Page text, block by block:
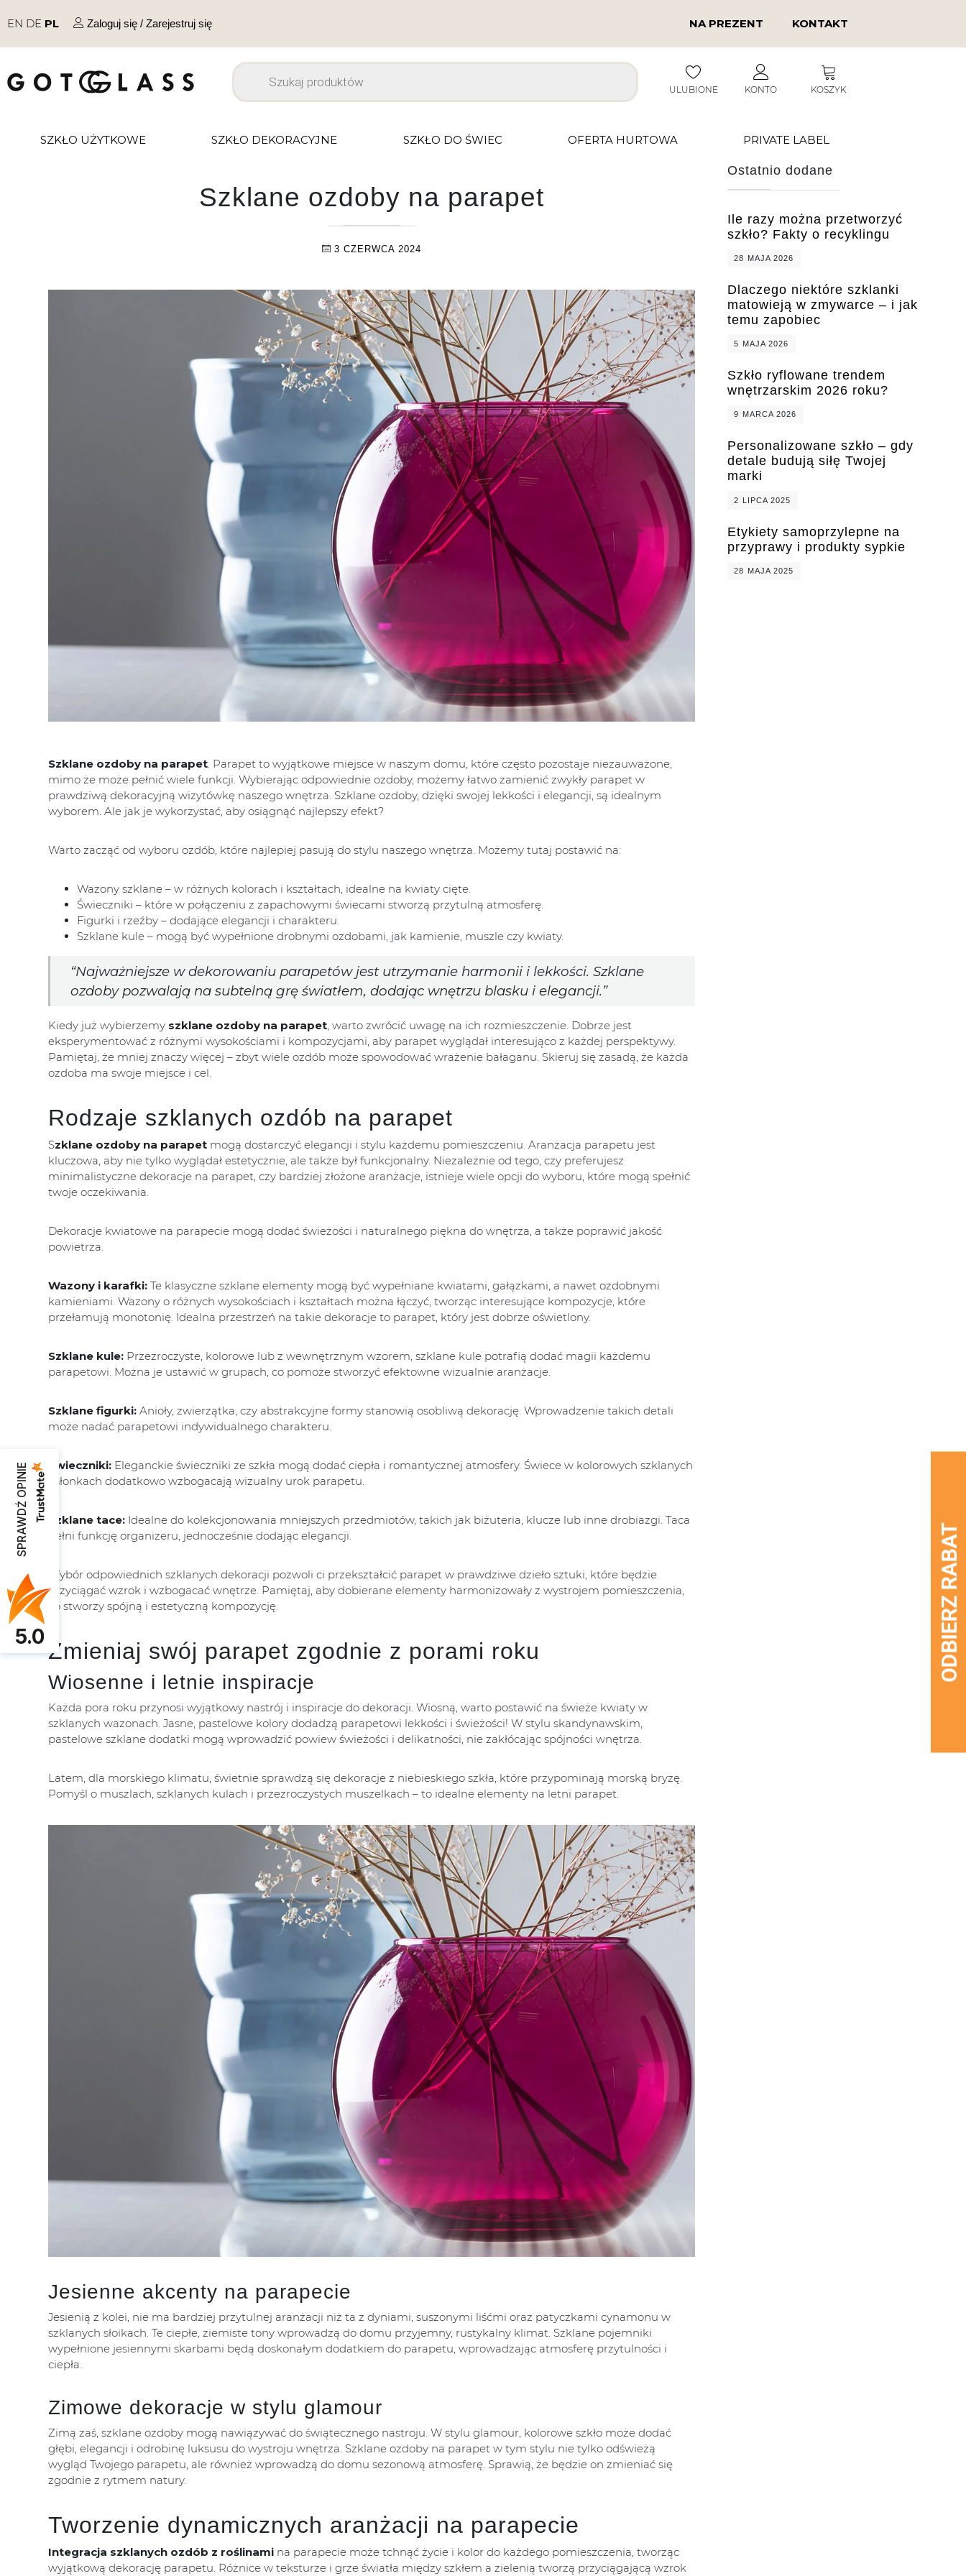
EN DE PL Zaloguj się / Zarejestruj się NA PREZENT KONTAKT
ULUBIONE KONTO KOSZYK
SZKŁO UŻYTKOWE SZKŁO DEKORACYJNE SZKŁO DO ŚWIEC OFERTA HURTOWA PRIVATE LABEL
Szklane ozdoby na parapet
3 CZERWCA 2024
Szklane ozdoby na parapet. Parapet to wyjątkowe miejsce w naszym domu, które często pozostaje niezauważone,
mimo że może pełnić wiele funkcji. Wybierając odpowiednie ozdoby, możemy łatwo zamienić zwykły parapet w
prawdziwą dekoracyjną wizytówkę naszego wnętrza. Szklane ozdoby, dzięki swojej lekkości i elegancji, są idealnym
wyborem. Ale jak je wykorzystać, aby osiągnąć najlepszy efekt?
Warto zacząć od wyboru ozdób, które najlepiej pasują do stylu naszego wnętrza. Możemy tutaj postawić na:
Wazony szklane – w różnych kolorach i kształtach, idealne na kwiaty cięte.
Świeczniki – które w połączeniu z zapachowymi świecami stworzą przytulną atmosferę.
Figurki i rzeźby – dodające elegancji i charakteru.
Szklane kule – mogą być wypełnione drobnymi ozdobami, jak kamienie, muszle czy kwiaty.
“Najważniejsze w dekorowaniu parapetów jest utrzymanie harmonii i lekkości. Szklane
ozdoby pozwalają na subtelną grę światłem, dodając wnętrzu blasku i elegancji.”
Kiedy już wybierzemy szklane ozdoby na parapet, warto zwrócić uwagę na ich rozmieszczenie. Dobrze jest
eksperymentować z różnymi wysokościami i kompozycjami, aby parapet wyglądał interesująco z każdej perspektywy.
Pamiętaj, że mniej znaczy więcej – zbyt wiele ozdób może spowodować wrażenie bałaganu. Skieruj się zasadą, że każda
ozdoba ma swoje miejsce i cel.
Rodzaje szklanych ozdób na parapet
Szklane ozdoby na parapet mogą dostarczyć elegancji i stylu każdemu pomieszczeniu. Aranżacja parapetu jest
kluczowa, aby nie tylko wyglądał estetycznie, ale także był funkcjonalny. Niezależnie od tego, czy preferujesz
minimalistyczne dekoracje na parapet, czy bardziej złożone aranżacje, istnieje wiele opcji do wyboru, które mogą spełnić
twoje oczekiwania.
Dekoracje kwiatowe na parapecie mogą dodać świeżości i naturalnego piękna do wnętrza, a także poprawić jakość
powietrza.
Wazony i karafki: Te klasyczne szklane elementy mogą być wypełniane kwiatami, gałązkami, a nawet ozdobnymi
kamieniami. Wazony o różnych wysokościach i kształtach można łączyć, tworząc interesujące kompozycje, które
przełamują monotonię. Idealna przestrzeń na takie dekoracje to parapet, który jest dobrze oświetlony.
Szklane kule: Przezroczyste, kolorowe lub z wewnętrznym wzorem, szklane kule potrafią dodać magii każdemu
parapetowi. Można je ustawić w grupach, co pomoże stworzyć efektowne wizualnie aranżacje.
Szklane figurki: Anioły, zwierzątka, czy abstrakcyjne formy stanowią osobliwą dekorację. Wprowadzenie takich detali
może nadać parapetowi indywidualnego charakteru.
Świeczniki: Eleganckie świeczniki ze szkła mogą dodać ciepła i romantycznej atmosfery. Świece w kolorowych szklanych
osłonkach dodatkowo wzbogacają wizualny urok parapetu.
Szklane tace: Idealne do kolekcjonowania mniejszych przedmiotów, takich jak biżuteria, klucze lub inne drobiazgi. Taca
pełni funkcję organizeru, jednocześnie dodając elegancji.
Wybór odpowiednich szklanych dekoracji pozwoli ci przekształcić parapet w prawdziwe dzieło sztuki, które będzie
przyciągać wzrok i wzbogacać wnętrze. Pamiętaj, aby dobierane elementy harmonizowały z wystrojem pomieszczenia,
co stworzy spójną i estetyczną kompozycję.
Zmieniaj swój parapet zgodnie z porami roku
Wiosenne i letnie inspiracje
Każda pora roku przynosi wyjątkowy nastrój i inspiracje do dekoracji. Wiosną, warto postawić na świeże kwiaty w
szklanych wazonach. Jasne, pastelowe kolory dodadzą parapetowi lekkości i świeżości! W stylu skandynawskim,
pastelowe szklane dodatki mogą wprowadzić powiew świeżości i delikatności, nie zakłócając spójności wnętrza.
Latem, dla morskiego klimatu, świetnie sprawdzą się dekoracje z niebieskiego szkła, które przypominają morską bryzę.
Pomyśl o muszlach, szklanych kulach i przezroczystych muszelkach – to idealne elementy na letni parapet.
Jesienne akcenty na parapecie
Jesienią z kolei, nie ma bardziej przytulnej aranżacji niż ta z dyniami, suszonymi liśćmi oraz patyczkami cynamonu w
szklanych słoikach. Te ciepłe, ziemiste tony wprowadzą do domu przyjemny, rustykalny klimat. Szklane pojemniki
wypełnione jesiennymi skarbami będą doskonałym dodatkiem do parapetu, wprowadzając atmosferę przytulności i
ciepła.
Zimowe dekoracje w stylu glamour
Zimą zaś, szklane ozdoby mogą nawiązywać do świątecznego nastroju. W stylu glamour, kolorowe szkło może dodać
głębi, elegancji i odrobinę luksusu do wystroju wnętrza. Szklane ozdoby na parapet w tym stylu nie tylko odświeżą
wygląd Twojego parapetu, ale również wprowadzą do domu sezonową atmosferę. Sprawią, że będzie on zmieniać się
zgodnie z rytmem natury.
Tworzenie dynamicznych aranżacji na parapecie
Integracja szklanych ozdób z roślinami na parapecie może tchnąć życie i kolor do każdego pomieszczenia, tworząc
wyjątkową dekorację parapetu. Różnice w teksturze i grze światła między szkłem a zielenią tworzą przyciągającą wzrok
Ostatnio dodane
Ile razy można przetworzyć
szkło? Fakty o recyklingu
28 MAJA 2026
Dlaczego niektóre szklanki
matowieją w zmywarce – i jak
temu zapobiec
5 MAJA 2026
Szkło ryflowane trendem
wnętrzarskim 2026 roku?
9 MARCA 2026
Personalizowane szkło – gdy
detale budują siłę Twojej
marki
2 LIPCA 2025
Etykiety samoprzylepne na
przyprawy i produkty sypkie
28 MAJA 2025
SPRAWDŹ OPINIE
5.0